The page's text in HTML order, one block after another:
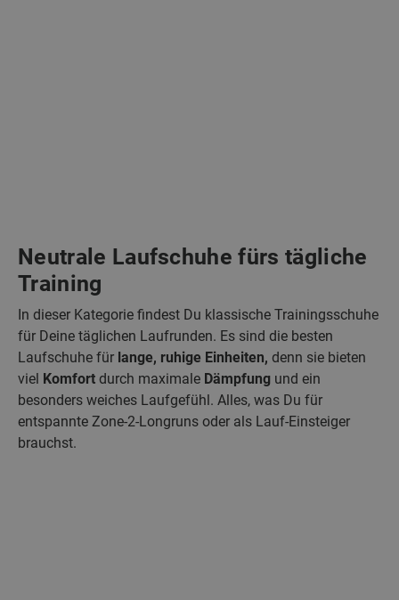
Neutrale Laufschuhe fürs tägliche
Training
In dieser Kategorie findest Du klassische Trainingsschuhe
für Deine täglichen Laufrunden. Es sind die besten
Laufschuhe für lange, ruhige Einheiten, denn sie bieten
viel Komfort durch maximale Dämpfung und ein
besonders weiches Laufgefühl. Alles, was Du für
entspannte Zone-2-Longruns oder als Lauf-Einsteiger
brauchst.